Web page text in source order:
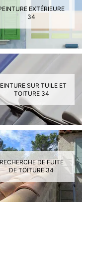
EXTÉRIEURE
34
SUR TUILE ET
TOITURE 34
DE FUITE
DE TOITURE 34